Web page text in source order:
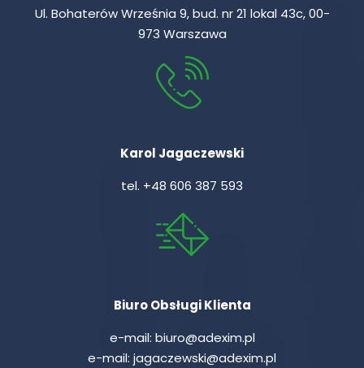
Ul. Bohaterów Września 9, bud. nr 21 lokal 43c, 00-
973 Warszawa
Karol Jagaczewski
tel. +48 606 387 593
Biuro Obsługi Klienta
e-mail: biuro@adexim.pl
e-mail: jagaczewski@adexim.pl